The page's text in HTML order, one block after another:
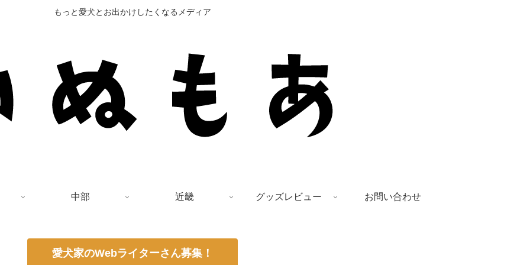
もっと愛犬とお出かけしたくなるメディア
中部 近畿 グッズレビュー お問い合わせ
愛犬家のWebライターさん募集！